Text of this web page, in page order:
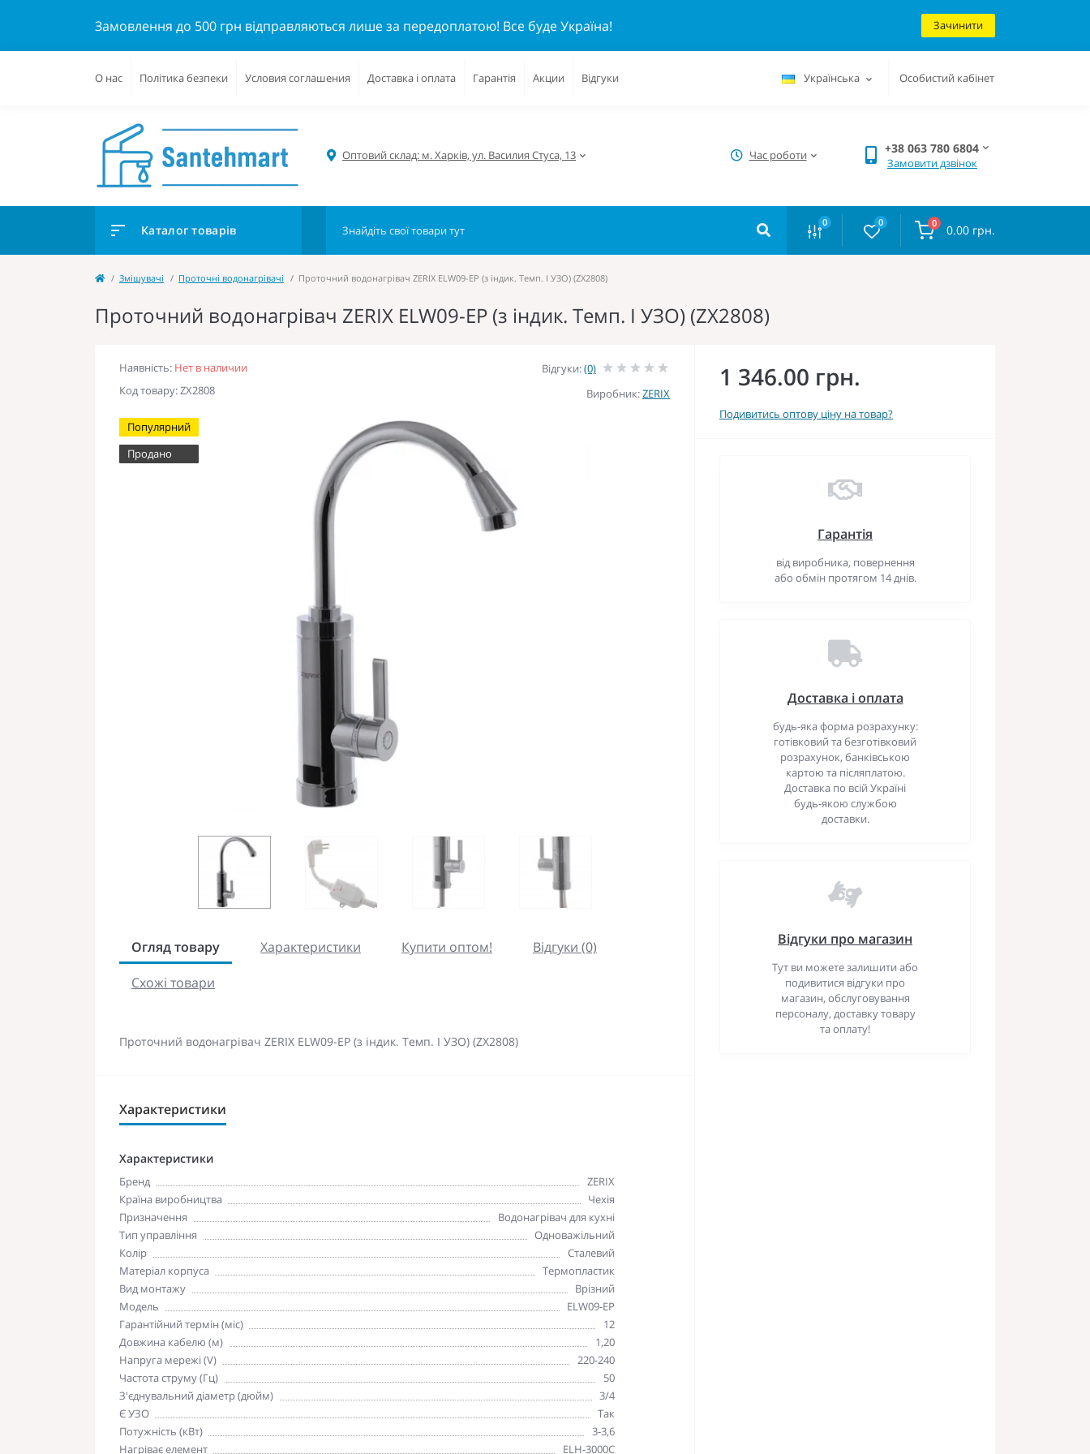
Замовлення до 500 грн відправляються лише за передоплатою! Все буде Україна! Зачинити
О нас Політика безпеки Условия соглашения Доставка і оплата Гарантія Акции Відгуки Українська Особистий кабінет
Оптовий склад: м. Харків, ул. Василия Стуса, 13 Час роботи +38 063 780 6804
Замовити дзвінок
Каталог товарів 0 0 0 0.00 грн.
Змішувачі Проточні водонагрівачі Проточний водонагрівач ZERIX ELW09-EP (з індик. Темп. І УЗО) (ZX2808)
Проточний водонагрівач ZERIX ELW09-EP (з індик. Темп. І УЗО) (ZX2808)
Наявність: Нет в наличии
Код товару: ZX2808
Відгуки:(0)
Виробник:ZERIX
Популярний
Продано
Огляд товару Характеристики Купити оптом!
Відгуки (0)
Схожі товари
Проточний водонагрівач ZERIX ELW09-EP (з індик. Темп. І УЗО) (ZX2808)
Характеристики
Характеристики
Бренд
ZERIX
Країна виробництва
Чехія
Призначення
Водонагрівач для кухні
Тип управління
Одноважільний
Колір
Сталевий
Матеріал корпуса
Термопластик
Вид монтажу
Врізний
Модель
ELW09-EP
Гарантійний термін (міс)
12
Довжина кабелю (м)
1,20
Напруга мережі (V)
220-240
Частота струму (Гц)
50
З'єднувальний діаметр (дюйм)
3/4
Є УЗО
Так
Потужність (кВт)
3-3,6
Нагріває елемент
ELH-3000C
1 346.00 грн.
Подивитись оптову ціну на товар?
Гарантія
від виробника, повернення
або обмін протягом 14 днів.
Доставка і оплата
будь-яка форма розрахунку:
готівковий та безготівковий
розрахунок, банківською
картою та післяплатою.
Доставка по всій Україні
будь-якою службою
доставки.
Відгуки про магазин
Тут ви можете залишити або
подивитися відгуки про
магазин, обслуговування
персоналу, доставку товару
та оплату!